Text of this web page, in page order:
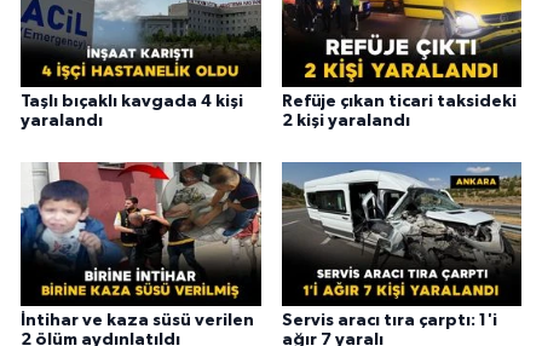
Taşlı bıçaklı kavgada 4 kişi
yaralandı
Refüje çıkan ticari taksideki
2 kişi yaralandı
İntihar ve kaza süsü verilen
2 ölüm aydınlatıldı
Servis aracı tıra çarptı: 1'i
ağır 7 yaralı